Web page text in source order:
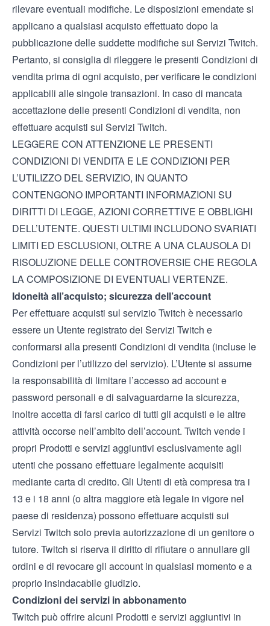
rilevare eventuali modifiche. Le disposizioni emendate si
applicano a qualsiasi acquisto effettuato dopo la
pubblicazione delle suddette modifiche sui Servizi Twitch.
Pertanto, si consiglia di rileggere le presenti Condizioni di
vendita prima di ogni acquisto, per verificare le condizioni
applicabili alle singole transazioni. In caso di mancata
accettazione delle presenti Condizioni di vendita, non
effettuare acquisti sui Servizi Twitch.
LEGGERE CON ATTENZIONE LE PRESENTI
CONDIZIONI DI VENDITA E LE CONDIZIONI PER
L’UTILIZZO DEL SERVIZIO, IN QUANTO
CONTENGONO IMPORTANTI INFORMAZIONI SU
DIRITTI DI LEGGE, AZIONI CORRETTIVE E OBBLIGHI
DELL’UTENTE. QUESTI ULTIMI INCLUDONO SVARIATI
LIMITI ED ESCLUSIONI, OLTRE A UNA CLAUSOLA DI
RISOLUZIONE DELLE CONTROVERSIE CHE REGOLA
LA COMPOSIZIONE DI EVENTUALI VERTENZE.
Idoneità all’acquisto; sicurezza dell’account
Per effettuare acquisti sul servizio Twitch è necessario
essere un Utente registrato dei Servizi Twitch e
conformarsi alla presenti Condizioni di vendita (incluse le
Condizioni per l’utilizzo del servizio). L’Utente si assume
la responsabilità di limitare l’accesso ad account e
password personali e di salvaguardarne la sicurezza,
inoltre accetta di farsi carico di tutti gli acquisti e le altre
attività occorse nell’ambito dell’account. Twitch vende i
propri Prodotti e servizi aggiuntivi esclusivamente agli
utenti che possano effettuare legalmente acquisiti
mediante carta di credito. Gli Utenti di età compresa tra i
13 e i 18 anni (o altra maggiore età legale in vigore nel
paese di residenza) possono effettuare acquisti sui
Servizi Twitch solo previa autorizzazione di un genitore o
tutore. Twitch si riserva il diritto di rifiutare o annullare gli
ordini e di revocare gli account in qualsiasi momento e a
proprio insindacabile giudizio.
Condizioni dei servizi in abbonamento
Twitch può offrire alcuni Prodotti e servizi aggiuntivi in